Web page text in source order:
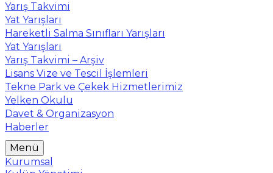
Yarış Takvimi
Yat Yarışları
Hareketli Salma Sınıfları Yarışları
Yat Yarışları
Yarış Takvimi – Arşiv
Lisans Vize ve Tescil İşlemleri
Tekne Park ve Çekek Hizmetlerimiz
Yelken Okulu
Davet & Organizasyon
Haberler
Menü
Kurumsal